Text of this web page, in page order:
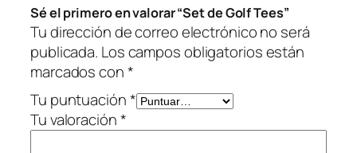
Sé el primero en valorar “Set de Golf Tees”
Tu dirección de correo electrónico no será
publicada. Los campos obligatorios están
marcados con*
Tu puntuación*
Tu valoración*